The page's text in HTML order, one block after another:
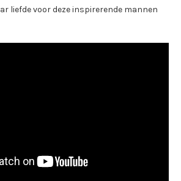
liefde voor deze inspirerende mannen